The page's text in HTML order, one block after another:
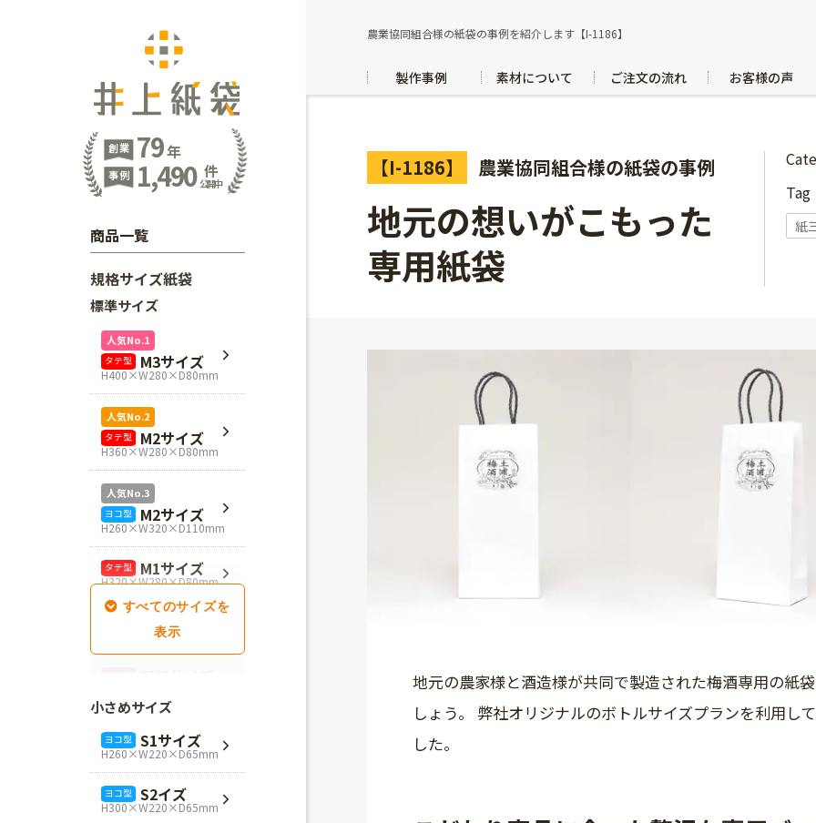
農業協同組合様の紙袋の事例を紹介します【I-1186】
製作事例 素材について ご注文の流れ お客様の声
【I-1186】 農業協同組合様の紙袋の事例
地元の想いがこもった
専用紙袋
紙
地元の農家様と酒造様が共同で製造された梅酒専用の紙
しょう。 弊社オリジナルのボトルサイズプランを利用し
した。
創業 79年
事例 1,490 件
公開中
商品一覧
規格サイズ紙袋
標準サイズ
人気No.1
タテ型 M3サイズ
H400×W280×D80mm
人気No.2
タテ型 M2サイズ
H360×W280×D80mm
人気No.3
ヨコ型 M2サイズ
H260×W320×D110mm
タテ型 M1サイズ
H320×W280×D80mm
SM1サイズ
H280×W260×D100mm
SM3サイズ
H360×W260×D100mm
L4サイズ
H360×W320×D110mm
小さめサイズ
ヨコ型 S1サイズ
H260×W220×D65mm
ヨコ型 S2イズ
H300×W220×D65mm